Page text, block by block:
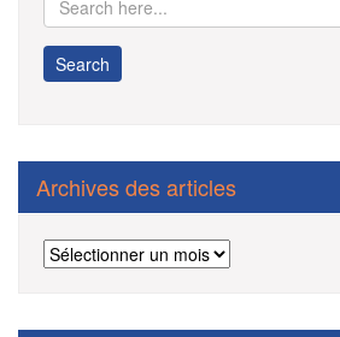
Archives des articles
Archives
des